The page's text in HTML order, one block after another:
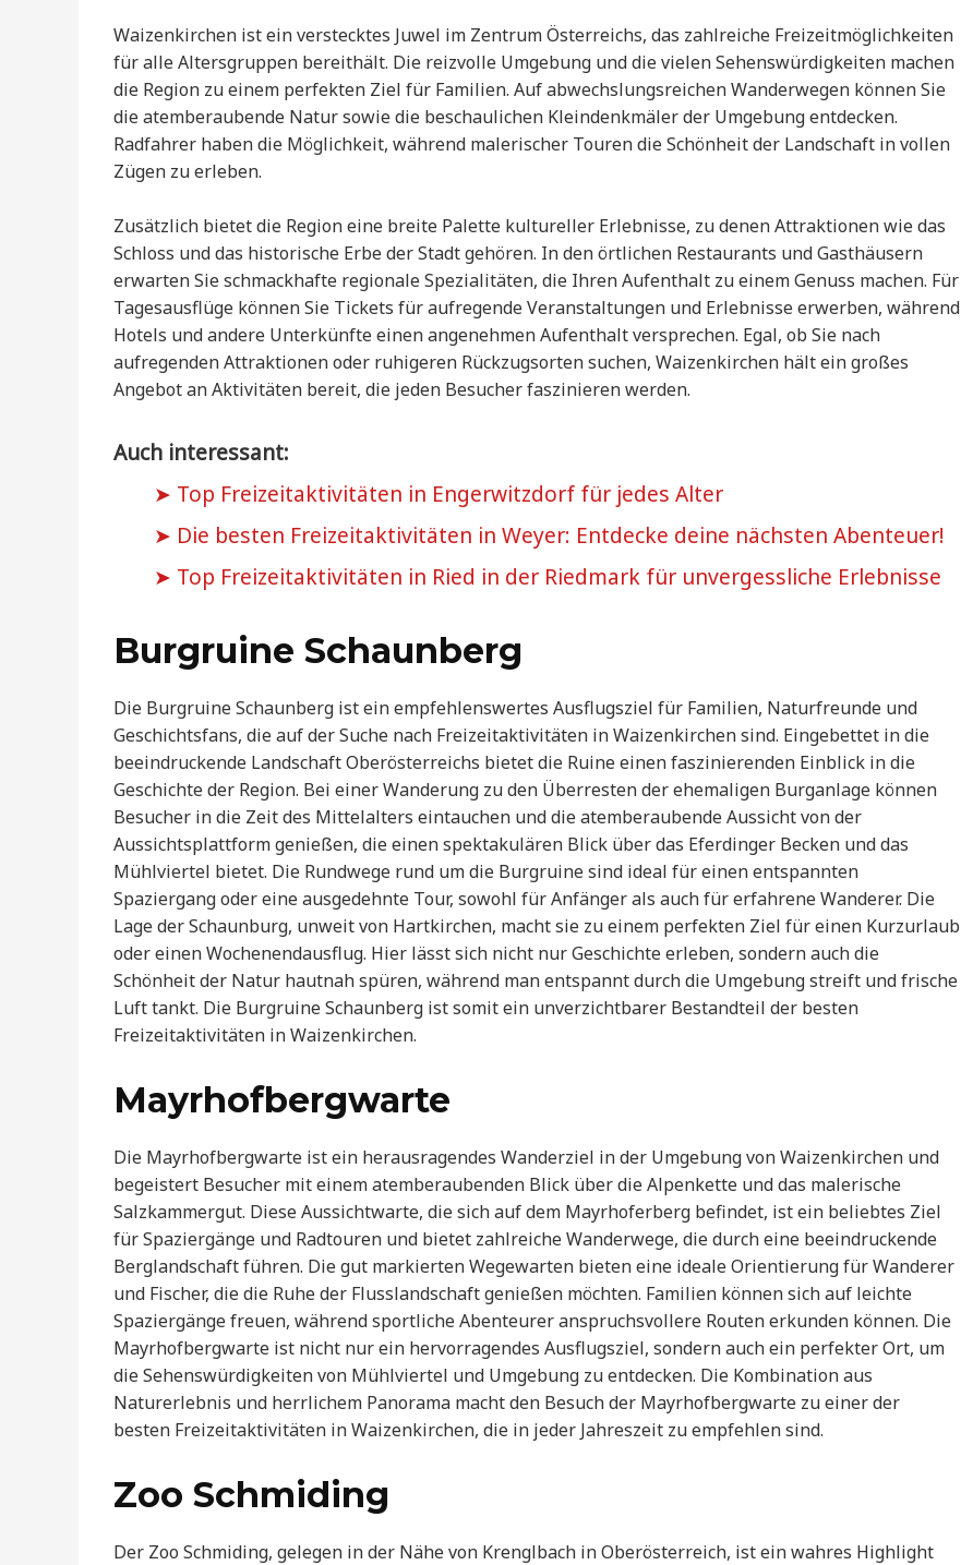
Waizenkirchen ist ein verstecktes Juwel im Zentrum Österreichs, das zahlreiche Freizeitmöglichkeiten
für alle Altersgruppen bereithält. Die reizvolle Umgebung und die vielen Sehenswürdigkeiten machen
die Region zu einem perfekten Ziel für Familien. Auf abwechslungsreichen Wanderwegen können Sie
die atemberaubende Natur sowie die beschaulichen Kleindenkmäler der Umgebung entdecken.
Radfahrer haben die Möglichkeit, während malerischer Touren die Schönheit der Landschaft in vollen
Zügen zu erleben.
Zusätzlich bietet die Region eine breite Palette kultureller Erlebnisse, zu denen Attraktionen wie das
Schloss und das historische Erbe der Stadt gehören. In den örtlichen Restaurants und Gasthäusern
erwarten Sie schmackhafte regionale Spezialitäten, die Ihren Aufenthalt zu einem Genuss machen. Für
Tagesausflüge können Sie Tickets für aufregende Veranstaltungen und Erlebnisse erwerben, während
Hotels und andere Unterkünfte einen angenehmen Aufenthalt versprechen. Egal, ob Sie nach
aufregenden Attraktionen oder ruhigeren Rückzugsorten suchen, Waizenkirchen hält ein großes
Angebot an Aktivitäten bereit, die jeden Besucher faszinieren werden.
Auch interessant:
Top Freizeitaktivitäten in Engerwitzdorf für jedes Alter
Die besten Freizeitaktivitäten in Weyer: Entdecke deine nächsten Abenteuer!
Top Freizeitaktivitäten in Ried in der Riedmark für unvergessliche Erlebnisse
Burgruine Schaunberg
Die Burgruine Schaunberg ist ein empfehlenswertes Ausflugsziel für Familien, Naturfreunde und
Geschichtsfans, die auf der Suche nach Freizeitaktivitäten in Waizenkirchen sind. Eingebettet in die
beeindruckende Landschaft Oberösterreichs bietet die Ruine einen faszinierenden Einblick in die
Geschichte der Region. Bei einer Wanderung zu den Überresten der ehemaligen Burganlage können
Besucher in die Zeit des Mittelalters eintauchen und die atemberaubende Aussicht von der
Aussichtsplattform genießen, die einen spektakulären Blick über das Eferdinger Becken und das
Mühlviertel bietet. Die Rundwege rund um die Burgruine sind ideal für einen entspannten
Spaziergang oder eine ausgedehnte Tour, sowohl für Anfänger als auch für erfahrene Wanderer. Die
Lage der Schaunburg, unweit von Hartkirchen, macht sie zu einem perfekten Ziel für einen Kurzurlaub
oder einen Wochenendausflug. Hier lässt sich nicht nur Geschichte erleben, sondern auch die
Schönheit der Natur hautnah spüren, während man entspannt durch die Umgebung streift und frische
Luft tankt. Die Burgruine Schaunberg ist somit ein unverzichtbarer Bestandteil der besten
Freizeitaktivitäten in Waizenkirchen.
Mayrhofbergwarte
Die Mayrhofbergwarte ist ein herausragendes Wanderziel in der Umgebung von Waizenkirchen und
begeistert Besucher mit einem atemberaubenden Blick über die Alpenkette und das malerische
Salzkammergut. Diese Aussichtwarte, die sich auf dem Mayrhoferberg befindet, ist ein beliebtes Ziel
für Spaziergänge und Radtouren und bietet zahlreiche Wanderwege, die durch eine beeindruckende
Berglandschaft führen. Die gut markierten Wegewarten bieten eine ideale Orientierung für Wanderer
und Fischer, die die Ruhe der Flusslandschaft genießen möchten. Familien können sich auf leichte
Spaziergänge freuen, während sportliche Abenteurer anspruchsvollere Routen erkunden können. Die
Mayrhofbergwarte ist nicht nur ein hervorragendes Ausflugsziel, sondern auch ein perfekter Ort, um
die Sehenswürdigkeiten von Mühlviertel und Umgebung zu entdecken. Die Kombination aus
Naturerlebnis und herrlichem Panorama macht den Besuch der Mayrhofbergwarte zu einer der
besten Freizeitaktivitäten in Waizenkirchen, die in jeder Jahreszeit zu empfehlen sind.
Zoo Schmiding
Der Zoo Schmiding, gelegen in der Nähe von Krenglbach in Oberösterreich, ist ein wahres Highlight